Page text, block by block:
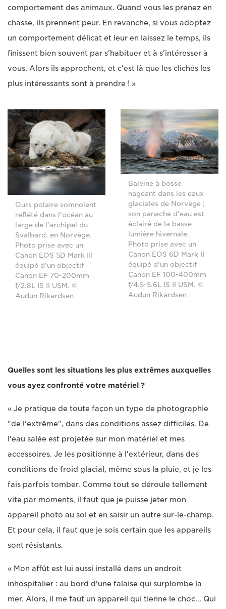
comportement des animaux. Quand vous les prenez en
chasse, ils prennent peur. En revanche, si vous adoptez
un comportement délicat et leur en laissez le temps, ils
finissent bien souvent par s'habituer et à s'intéresser à
vous. Alors ils approchent, et c'est là que les clichés les
plus intéressants sont à prendre ! »
Ours polaire somnolent
reflété dans l'océan au
large de l'archipel du
Svalbard, en Norvège.
Photo prise avec un
Canon EOS 5D Mark III
équipé d'un objectif
Canon EF 70-200mm
f/2.8L IS II USM. ©
Audun Rikardsen
Baleine à bosse
nageant dans les eaux
glaciales de Norvège ;
son panache d'eau est
éclairé de la basse
lumière hivernale.
Photo prise avec un
Canon EOS 6D Mark II
équipé d'un objectif
Canon EF 100-400mm
f/4.5-5.6L IS II USM. ©
Audun Rikardsen
Quelles sont les situations les plus extrêmes auxquelles
vous ayez confronté votre matériel ?
« Je pratique de toute façon un type de photographie
"de l'extrême", dans des conditions assez difficiles. De
l'eau salée est projetée sur mon matériel et mes
accessoires. Je les positionne à l'extérieur, dans des
conditions de froid glacial, même sous la pluie, et je les
fais parfois tomber. Comme tout se déroule tellement
vite par moments, il faut que je puisse jeter mon
appareil photo au sol et en saisir un autre sur-le-champ.
Et pour cela, il faut que je sois certain que les appareils
sont résistants.
« Mon affût est lui aussi installé dans un endroit
inhospitalier : au bord d'une falaise qui surplombe la
mer. Alors, il me faut un appareil qui tienne le choc... Qui